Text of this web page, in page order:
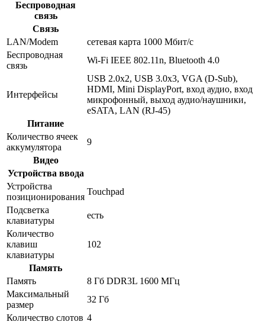
Беспроводная
связь
Связь
LAN/Modem
сетевая карта 1000 Мбит/c
Беспроводная
связь
Wi-Fi IEEE 802.11n, Bluetooth 4.0
Интерфейсы
USB 2.0x2, USB 3.0x3, VGA (D-Sub),
HDMI, Mini DisplayPort, вход аудио, вход
микрофонный, выход аудио/наушники,
eSATA, LAN (RJ-45)
Питание
Количество ячеек
аккумулятора
9
Видео
Устройства ввода
Устройства
позиционирования
Touchpad
Подсветка
клавиатуры
есть
Количество
клавиш
клавиатуры
102
Память
Память
8 Гб DDR3L 1600 МГц
Максимальный
размер
32 Гб
Количество слотов 4